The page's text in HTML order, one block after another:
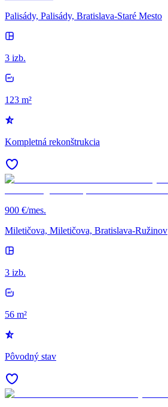
Palisády, Palisády, Bratislava-Staré Mesto
3 izb.
123 m²
Kompletná rekonštrukcia
900 €/mes.
Miletičova, Miletičova, Bratislava-Ružinov
3 izb.
56 m²
Pôvodný stav